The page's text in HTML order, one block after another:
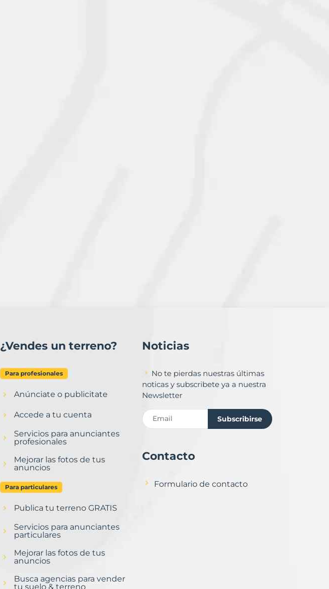
¿Vendes un terreno?
Para profesionales
Anúnciate o publicitate
Accede a tu cuenta
Servicios para anunciantes
profesionales
Mejorar las fotos de tus
anuncios
Para particulares
Publica tu terreno GRATIS
Servicios para anunciantes
particulares
Mejorar las fotos de tus
anuncios
Busca agencias para vender
tu suelo & terreno
Noticias
No te pierdas nuestras últimas
noticas y subscribete ya a nuestra
Newsletter
Subscribirse
Contacto
Formulario de contacto